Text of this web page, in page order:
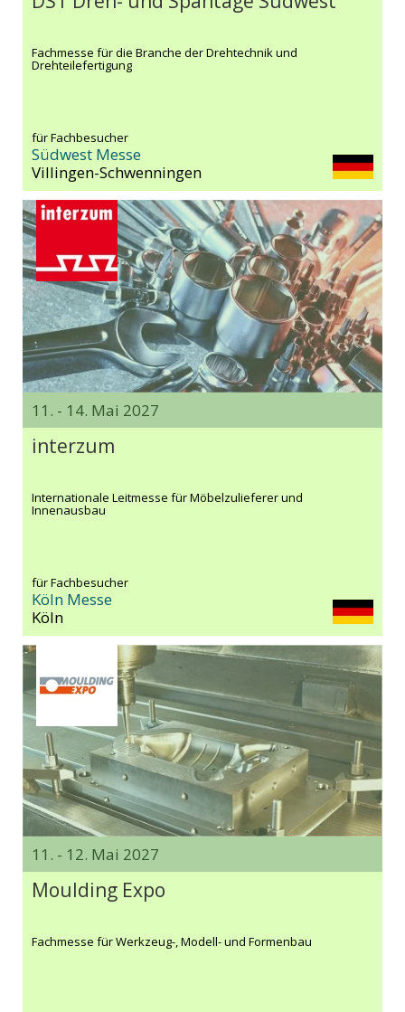
Fachmesse für die Branche der Drehtechnik und
Drehteilefertigung
für Fachbesucher
Südwest Messe
Villingen-Schwenningen
11. - 14. Mai 2027
interzum
Internationale Leitmesse für Möbelzulieferer und
Innenausbau
für Fachbesucher
Köln Messe
Köln
11. - 12. Mai 2027
Moulding Expo
Fachmesse für Werkzeug-, Modell- und Formenbau